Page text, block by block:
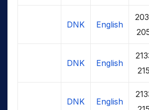
DNK English
DNK English
DNK English